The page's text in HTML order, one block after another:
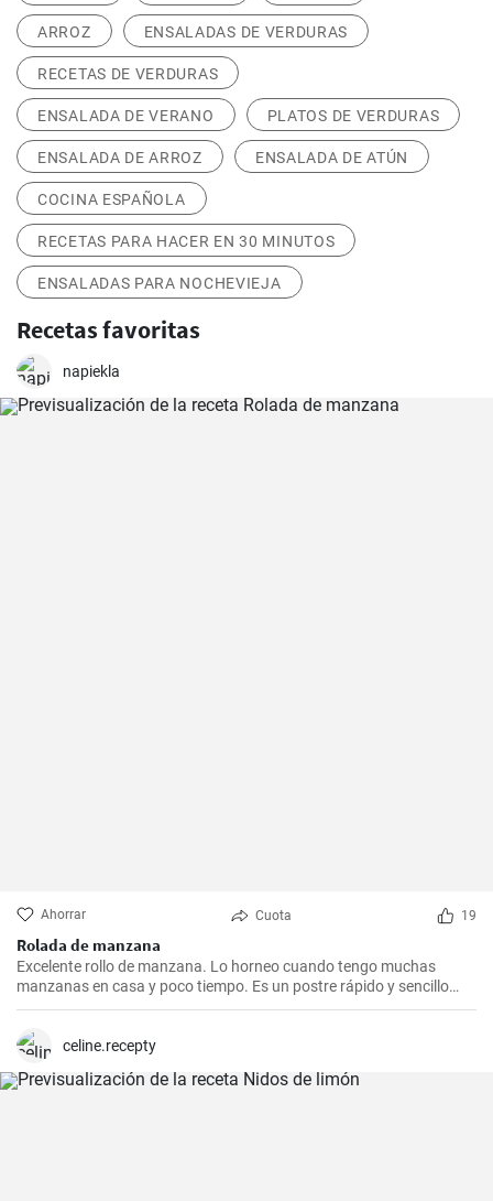
ARROZ ENSALADAS DE VERDURAS
RECETAS DE VERDURAS
ENSALADA DE VERANO PLATOS DE VERDURAS
ENSALADA DE ARROZ ENSALADA DE ATÚN
COCINA ESPAÑOLA
RECETAS PARA HACER EN 30 MINUTOS
ENSALADAS PARA NOCHEVIEJA
Recetas favoritas
napiekla
Ahorrar Cuota 19
Rolada de manzana
Excelente rollo de manzana. Lo horneo cuando tengo muchas
manzanas en casa y poco tiempo. Es un postre rápido y sencillo
que siempre agrada.
celine.recepty